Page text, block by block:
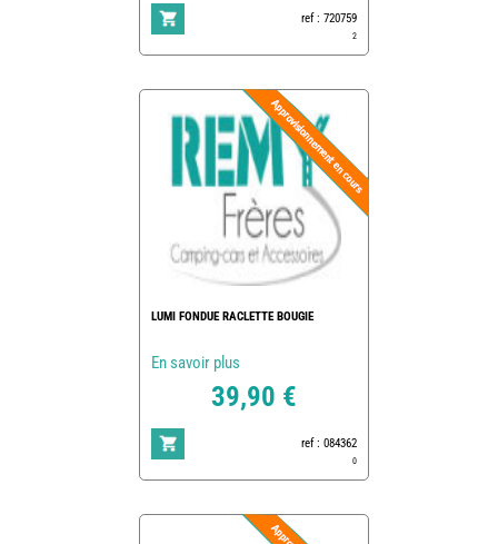
ref : 720759
2
LUMI FONDUE RACLETTE BOUGIE
En savoir plus
39,90 €
ref : 084362
0